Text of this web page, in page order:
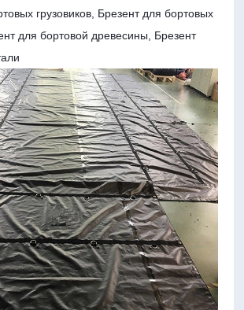
грузовиков, Брезент для бортовых
для бортовой древесины, Брезент